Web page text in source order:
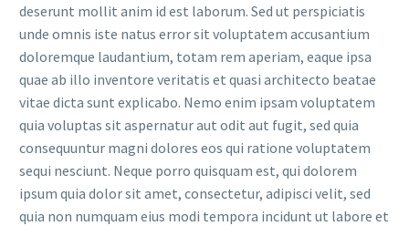
deserunt mollit anim id est laborum. Sed ut perspiciatis
unde omnis iste natus error sit voluptatem accusantium
doloremque laudantium, totam rem aperiam, eaque ipsa
quae ab illo inventore veritatis et quasi architecto beatae
vitae dicta sunt explicabo. Nemo enim ipsam voluptatem
quia voluptas sit aspernatur aut odit aut fugit, sed quia
consequuntur magni dolores eos qui ratione voluptatem
sequi nesciunt. Neque porro quisquam est, qui dolorem
ipsum quia dolor sit amet, consectetur, adipisci velit, sed
quia non numquam eius modi tempora incidunt ut labore et